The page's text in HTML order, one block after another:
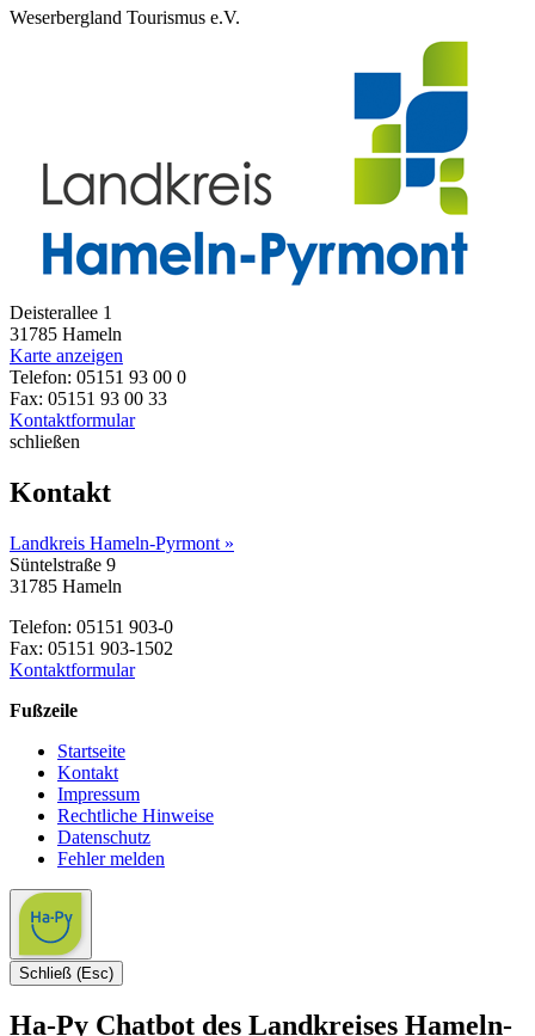
Weserbergland Tourismus e.V.
Deisterallee 1
31785 Hameln
Karte anzeigen
Telefon: 05151 93 00 0
Fax: 05151 93 00 33
Kontaktformular
schließen
Kontakt
Landkreis Hameln-Pyrmont »
Süntelstraße 9
31785 Hameln
Telefon: 05151 903-0
Fax: 05151 903-1502
Kontaktformular
Fußzeile
Startseite
Kontakt
Impressum
Rechtliche Hinweise
Datenschutz
Fehler melden
Schließ (Esc)
Ha-Py Chatbot des Landkreises Hameln-